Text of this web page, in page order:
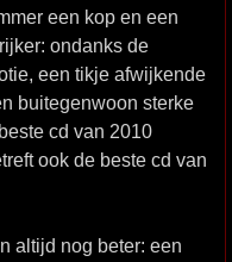
een kop en een
ondanks de
een tikje afwijkende
buitegenwoon sterke
cd van 2010
ook de beste cd van
altijd nog beter: een